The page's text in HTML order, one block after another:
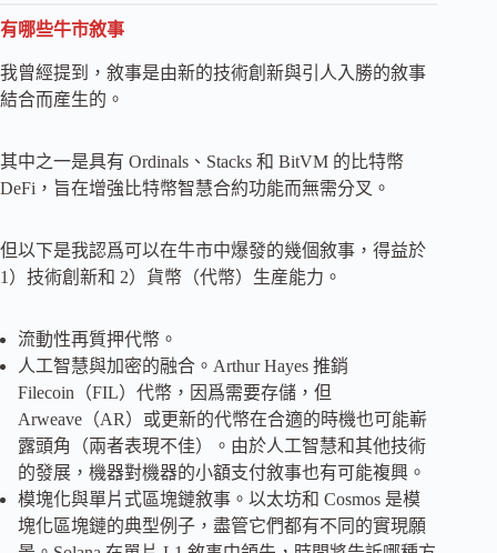
有哪些牛市敘事
我曾經提到，敘事是由新的技術創新與引人入勝的敘事
結合而産生的。
其中之一是具有 Ordinals、Stacks 和 BitVM 的比特幣
DeFi，旨在增強比特幣智慧合約功能而無需分叉。
但以下是我認爲可以在牛市中爆發的幾個敘事，得益於
1）技術創新和 2）貨幣（代幣）生産能力。
流動性再質押代幣。
人工智慧與加密的融合。Arthur Hayes 推銷
Filecoin（FIL）代幣，因爲需要存儲，但
Arweave（AR）或更新的代幣在合適的時機也可能嶄
露頭角（兩者表現不佳）。由於人工智慧和其他技術
的發展，機器對機器的小額支付敘事也有可能複興。
模塊化與單片式區塊鏈敘事。以太坊和 Cosmos 是模
塊化區塊鏈的典型例子，盡管它們都有不同的實現願